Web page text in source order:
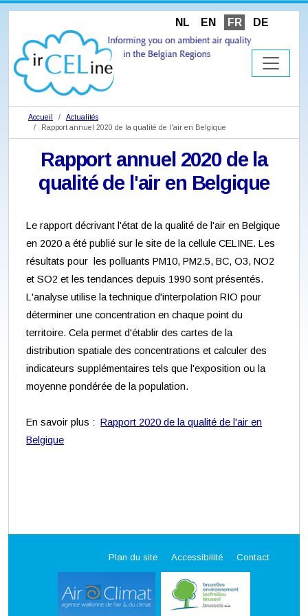
NL EN FR DE
Accueil
Actualités
Rapport annuel 2020 de la qualité de l'air en Belgique
Rapport annuel 2020 de la
qualité de l'air en Belgique
Le rapport décrivant l'état de la qualité de l'air en Belgique
en 2020 a été publié sur le site de la cellule CELINE. Les
résultats pour les polluants PM10, PM2.5, BC, O3, NO2
et SO2 et les tendances depuis 1990 sont présentés.
L'analyse utilise la technique d'interpolation RIO pour
déterminer une concentration en chaque point du
territoire. Cela permet d'établir des cartes de la
distribution spatiale des concentrations et calculer des
indicateurs supplémentaires tels que l'exposition ou la
moyenne pondérée de la population.
En savoir plus :Rapport 2020 de la qualité de l'air en
Belgique
Plan du site Accessibilité Contact